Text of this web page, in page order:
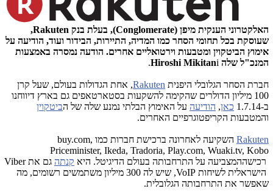
האלקטרוני הענקית מיפן (Conglomerate), בעלת בנק Rakuten
,
שעוסקת בכל תחומי הסחר כמו המדיה, התיירות, הבידור ועוד, הודיעה על
אימוץ הביטקוין ומטבעות וירטואליים אחרים. הודעה נמסרה באמצעות
המנכ"ל שלה Hiroshi Mikitan i.
חברת הסחר הגלובלי היפנית Rakuten, אחת הגדולות בעולם, שעל קרן
100 מיליון הדולרים שהקימה להשקעות בסטארטאפים גם בארץ דיווחנו
ב-1.7.14
כאן, הודיעה על האימוץ הבלתי נמנע שלה של הביטקוין
והמטבעות הקריפטוגרפיים האחרים.
Rakuten השקיעה לאחרונה ברכישת חברות כמו buy.com,
Priceminister, Ikeda, Tradoria, Play.com, Wuaki.tv, Kobo
המצביעה על התרחבותה בעולם הדיגיטל. היא קנתה גם אתViber
הישראלית לשיחות VoIP
, שיש לה 300 מיליון משתמשים רשומים, מה
שאפשר את התרחבותה הגלובלית.